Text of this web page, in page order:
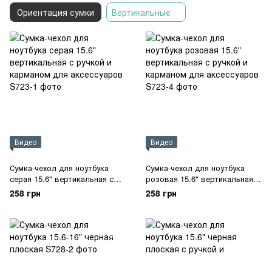
Ориентация сумки Вертикальные
Видео
Сумка-чехол для ноутбука
серая 15.6" вертикальная с
ручкой и карманом для
аксессуаров
258 грн
Видео
Сумка-чехол для ноутбука
розовая 15.6" вертикальная с
ручкой и карманом для
аксессуаров
258 грн